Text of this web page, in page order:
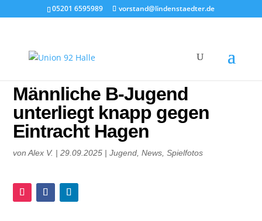
05201 6595989 vorstand@lindenstaedter.de
Männliche B-Jugend
unterliegt knapp gegen
Eintracht Hagen
vonAlex V. |29.09.2025 |Jugend ,News ,Spielfotos